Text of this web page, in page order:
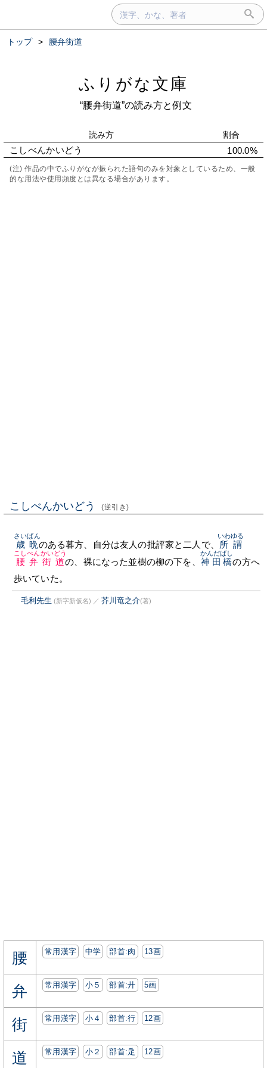
トップ > 腰弁街道
ふりがな文庫
“腰弁街道”の読み方と例文
読み方 割合
こしべんかいどう 100.0%
(注) 作品の中でふりがなが振られた語句のみを対象としているため、一般
的な用法や使用頻度とは異なる場合があります。
こしべんかいどう (逆引き)
歳晩
さいばん
のある暮方、自分は友人の批評家と二人で、 所謂
いわゆる
腰弁街道
こしべんかいどう
の、裸になった並樹の柳の下を、 神田橋
かんだばし
の方へ
歩いていた。
毛利先生 (新字新仮名) ／ 芥川竜之介(著)
腰 常用漢字 中学 部首:⾁ 13画
弁 常用漢字 小５ 部首:⼶ 5画
街 常用漢字 小４ 部首:⾏ 12画
道 常用漢字 小２ 部首:⾡ 12画